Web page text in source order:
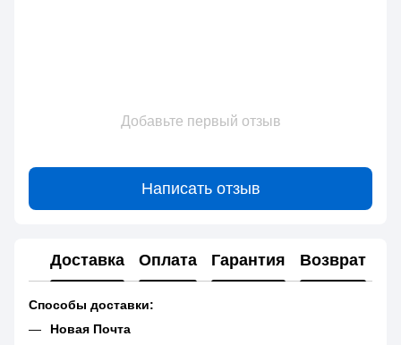
Добавьте первый отзыв
Написать отзыв
Доставка Оплата Гарантия Возврат
Способы доставки:
Новая Почта